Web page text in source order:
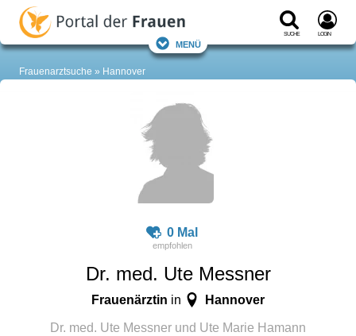
Suche Login
Menü
Frauenarztsuche Hannover
0 Mal
Dr. med. Ute Messner
Frauenärztin in Hannover
Dr. med. Ute Messner und Ute Marie Hamann